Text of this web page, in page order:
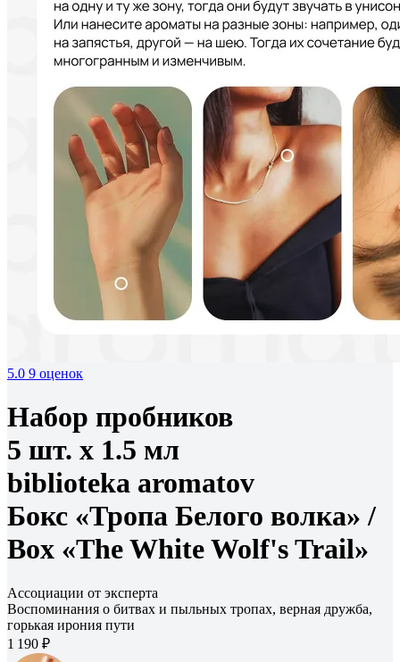
5.0 9 оценок
Набор пробников
5 шт. х 1.5 мл
biblioteka aromatov
Бокс «Тропа Белого волка» /
Box «The White Wolf's Trail»
Ассоциации от эксперта
Воспоминания о битвах и пыльных тропах, верная дружба,
горькая ирония пути
1 190 ₽